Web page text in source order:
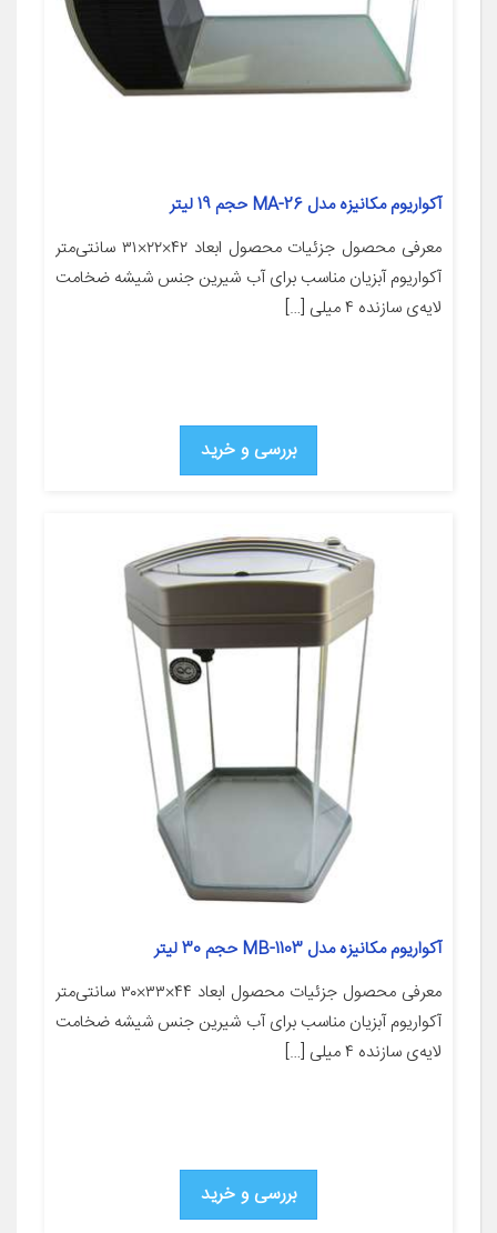
آکواریوم مکانیزه مدل MA-26 حجم 19 لیتر
معرفی محصول جزئیات محصول ابعاد ۴۲×۲۲×۳۱ سانتی‌متر
آکواریوم آبزیان مناسب برای آب شیرین جنس شیشه ضخامت
لایه‌ی سازنده ۴ میلی […]
بررسی و خرید
آکواریوم مکانیزه مدل MB-1103 حجم 30 لیتر
معرفی محصول جزئیات محصول ابعاد ۴۴×۳۳×۳۰ سانتی‌متر
آکواریوم آبزیان مناسب برای آب شیرین جنس شیشه ضخامت
لایه‌ی سازنده ۴ میلی […]
بررسی و خرید